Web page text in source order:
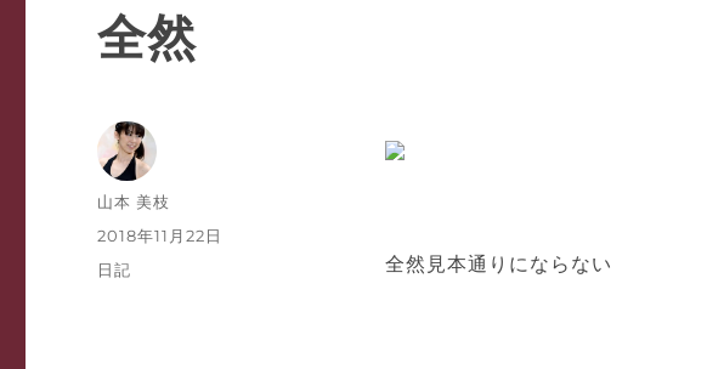
全然
全然見本通りにならない
投
稿
山本 美枝
投
稿
2018年11月22日
カ
日記